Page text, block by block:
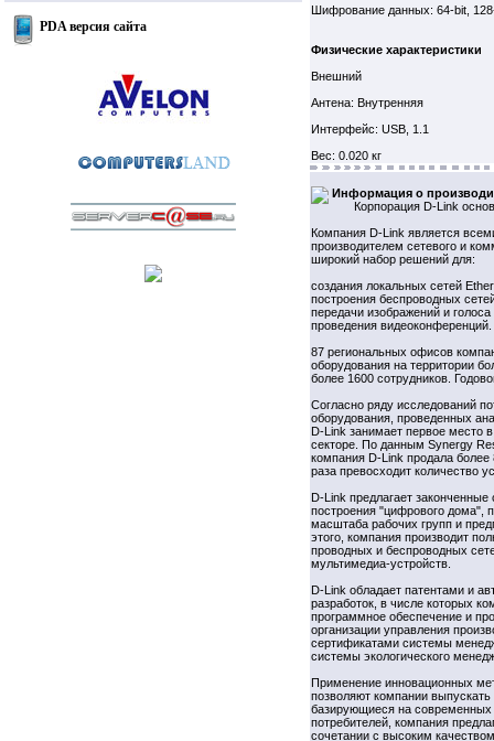
PDA версия сайта
Шифрование данных: 64-bit,
Физические характеристики
Внешний
Антена: Внутренняя
Интерфейс: USB, 1.1
Вес: 0.020 кг
Информация о
Корпорация D-Link
Компания D-Link является
производителем сетевого и
широкий набор решений для:
создания локальных сетей
построения беспроводных
передачи изображений и
проведения видеоконференций.
87 региональных офисов
оборудования на территории
более 1600 сотрудников.
Согласно ряду исследований
оборудования, проведенных
D-Link занимает первое место
секторе. По данным Synergy
компания D-Link продала более
раза превосходит количество
D-Link предлагает
построения "цифрового дома",
масштаба рабочих групп и
этого, компания производит
проводных и беспроводных
мультимедиа-устройств.
D-Link обладает патентами и
разработок, в числе которых
программное обеспечение и
организации управления
сертификатами системы
системы экологического
Применение инновационных
позволяют компании
базирующиеся на современных
потребителей, компания
сочетании с высоким